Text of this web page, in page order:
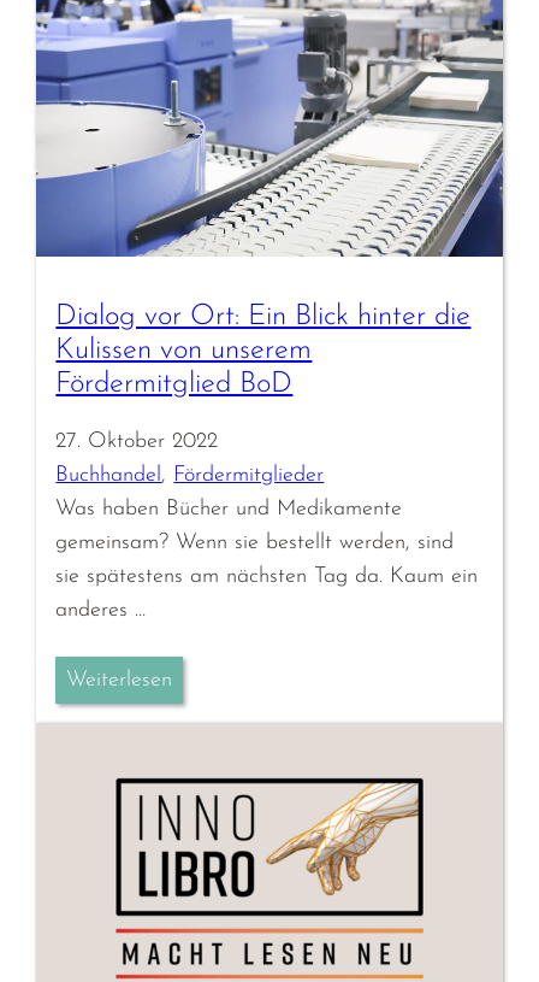
Dialog vor Ort: Ein Blick hinter die
Kulissen von unserem
Fördermitglied BoD
27. Oktober 2022
Buchhandel, Fördermitglieder
Was haben Bücher und Medikamente
gemeinsam? Wenn sie bestellt werden, sind
sie spätestens am nächsten Tag da. Kaum ein
anderes …
Weiterlesen